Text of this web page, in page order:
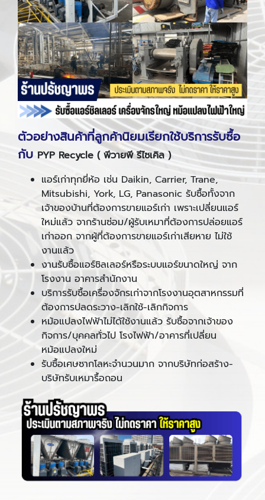
ตัวอย่างสินค้าที่ลูกค้านิยมเรียกใช้บริการรับซื้อ
กับ PYP Recycle ( พีวายพี รีไซเคิล )
แอร์เก่าทุกยี่ห้อ เช่น Daikin, Carrier, Trane,
Mitsubishi, York, LG, Panasonic รับซื้อทั้งจาก
เจ้าของบ้านที่ต้องการขายแอร์เก่า เพราะเปลี่ยนแอร์
ใหม่แล้ว จากร้านซ่อม/ผู้รับเหมาที่ต้องการปล่อยแอร์
เก่าออก จากผู้ที่ต้องการขายแอร์เก่าเสียหาย ไม่ใช้
งานแล้ว
งานรับซื้อแอร์ชิลเลอร์หรือระบบแอร์ขนาดใหญ่ จาก
โรงงาน อาคารสำนักงาน
บริการรับซื้อเครื่องจักรเก่าจากโรงงานอุตสาหกรรมที่
ต้องการปลดระวาง-เลิกใช้-เลิกกิจการ
หม้อแปลงไฟฟ้าไม่ได้ใช้งานแล้ว รับซื้อจากเจ้าของ
กิจการ/บุคคลทั่วไป โรงไฟฟ้า/อาคารที่เปลี่ยน
หม้อแปลงใหม่
รับซื้อเศษซากโลหะจำนวนมาก จากบริษัทก่อสร้าง-
บริษัทรับเหมารื้อถอน